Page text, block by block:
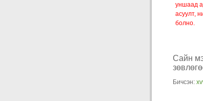
уншаад
асуулт,
болно.
Сайн
Бичсэн: